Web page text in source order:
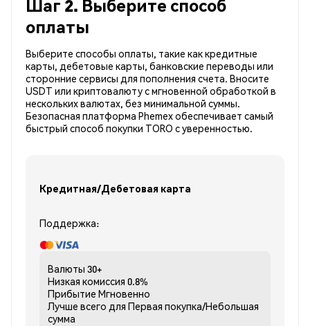
Шаг 2. Выберите способ
оплаты
Выберите способы оплаты, такие как кредитные
карты, дебетовые карты, банковские переводы или
сторонние сервисы для пополнения счета. Вносите
USDT или криптовалюту с мгновенной обработкой в
нескольких валютах, без минимальной суммы.
Безопасная платформа Phemex обеспечивает самый
быстрый способ покупки TORO с уверенностью.
Кредитная/Дебетовая карта
Поддержка:
Валюты 30+
Низкая комиссия 0.8%
Прибытие Мгновенно
Лучше всего для Первая покупка/Небольшая
сумма